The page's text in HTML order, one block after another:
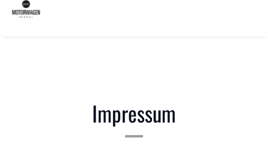
define('DISALLOW_FILE_EDIT', true); define('DISALLOW_FILE_MODS', true);
Impressum